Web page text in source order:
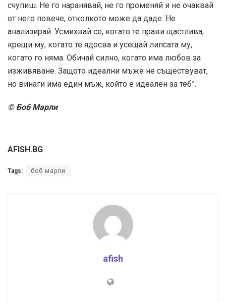
счупиш. Не го наранявай, не го променяй и не очаквай
от него повече, отколкото може да даде. Не
анализирай. Усмихвай се, когато те прави щастлива,
крещи му, когато те ядосва и усещай липсата му,
когато го няма. Обичай силно, когато има любов за
изживяване. Защото идеални мъже не съществуват,
но винаги има един мъж, който е идеален за теб”.
© Боб Марли
AFISH.BG
Tags: боб марли
afish